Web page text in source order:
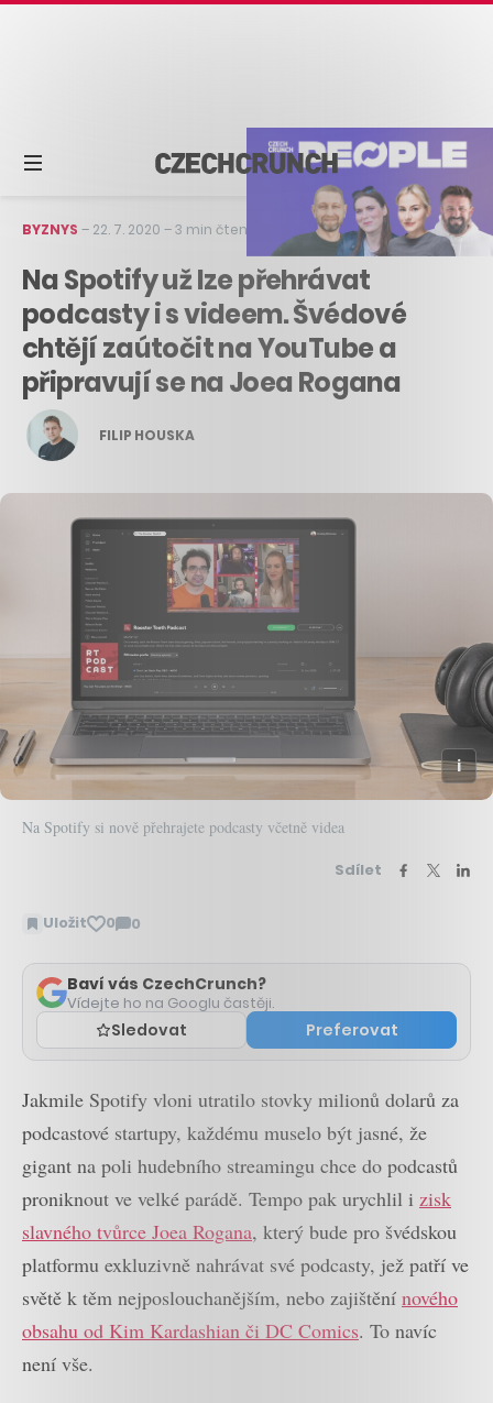
BYZNYS – 22. 7. 2020 –3 min čtení
Na Spotify už lze přehrávat
podcasty i s videem. Švédové
chtějí zaútočit na YouTube a
připravují se na Joea Rogana
FILIP HOUSKA
Na Spotify si nově přehrajete podcasty včetně videa
Sdílet
Uložit 0 0
Zobrazit
Baví vás CzechCrunch?
Vídejte ho na Googlu častěji.
Sledovat Preferovat
Jakmile Spotify vloni utratilo stovky milionů dolarů za
podcastové startupy, každému muselo být jasné, že
gigant na poli hudebního streamingu chce do podcastů
proniknout ve velké parádě. Tempo pak urychlil i zisk
slavného tvůrce Joea Rogana, který bude pro švédskou
platformu exkluzivně nahrávat své podcasty, jež patří ve
světě k těm nejposlouchanějším, nebo zajištění nového
obsahu od Kim Kardashian či DC Comics. To navíc
není vše.